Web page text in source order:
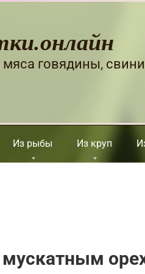
мяса говядины,
Из рыбы Из круп